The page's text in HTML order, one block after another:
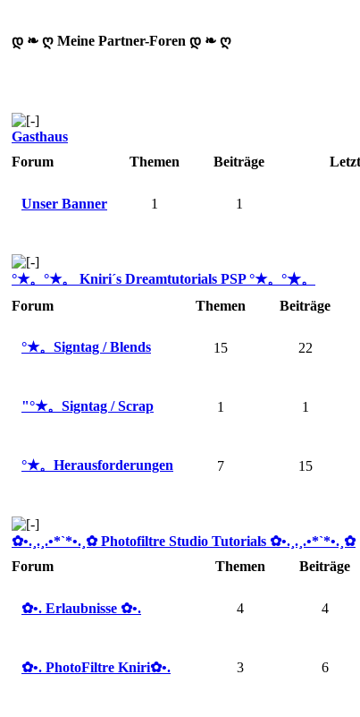
დ ❧ ღ Meine Partner-Foren დ ❧ ღ
Gasthaus
Forum
Themen Beiträge
Unser Banner 1 1
°★。°★。 Kniri´s Dreamtutorials PSP °★。°★。
Forum
Themen Beiträge
°★。Signtag / Blends 15 22
"°★。Signtag / Scrap 1 1
°★。Herausforderungen 7 15
✿ •.¸.¸.•*`*•.¸✿ Photofiltre Studio Tutorials ✿ •.¸.¸.•*`*•.¸✿
Forum
Themen Beiträge
✿ •. Erlaubnisse ✿ •. 4 4
✿ •. PhotoFiltre Kniri✿ •. 3 6